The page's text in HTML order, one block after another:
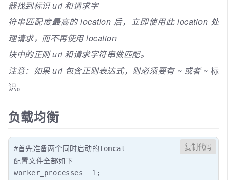
器找到标识 uri 和请求字
符串匹配度最高的 location 后，立即使用此 location 处
理请求，而不再使用 location
块中的正则 uri 和请求字符串做匹配。
注意：如果 uri 包含正则表达式，则必须要有 ~ 或者 ~ 标
识。
负载均衡
#首先准备两个同时启动的Tomcat
配置文件全部如下
worker_processes  1;
复制代码